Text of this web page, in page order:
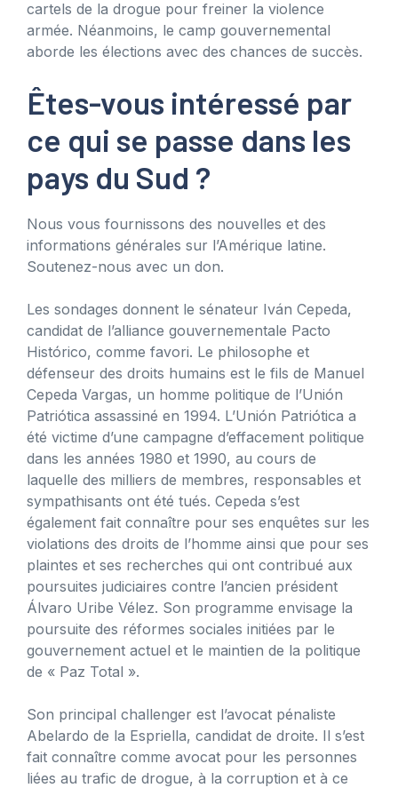
cartels de la drogue pour freiner la violence
armée. Néanmoins, le camp gouvernemental
aborde les élections avec des chances de succès.
Êtes-vous intéressé par
ce qui se passe dans les
pays du Sud ?
Nous vous fournissons des nouvelles et des
informations générales sur l’Amérique latine.
Soutenez-nous avec un don.
Les sondages donnent le sénateur Iván Cepeda,
candidat de l’alliance gouvernementale Pacto
Histórico, comme favori. Le philosophe et
défenseur des droits humains est le fils de Manuel
Cepeda Vargas, un homme politique de l’Unión
Patriótica assassiné en 1994. L’Unión Patriótica a
été victime d’une campagne d’effacement politique
dans les années 1980 et 1990, au cours de
laquelle des milliers de membres, responsables et
sympathisants ont été tués. Cepeda s’est
également fait connaître pour ses enquêtes sur les
violations des droits de l’homme ainsi que pour ses
plaintes et ses recherches qui ont contribué aux
poursuites judiciaires contre l’ancien président
Álvaro Uribe Vélez. Son programme envisage la
poursuite des réformes sociales initiées par le
gouvernement actuel et le maintien de la politique
de « Paz Total ».
Son principal challenger est l’avocat pénaliste
Abelardo de la Espriella, candidat de droite. Il s’est
fait connaître comme avocat pour les personnes
liées au trafic de drogue, à la corruption et à ce